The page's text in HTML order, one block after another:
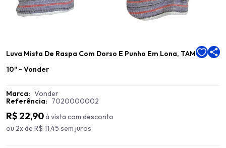
Luva Mista De Raspa Com Dorso E Punho Em Lona, TAM
10'' - Vonder
Marca: Vonder
Referência: 7020000002
R$ 22,90à vista com desconto
ou 2x de R$ 11,45 sem juros